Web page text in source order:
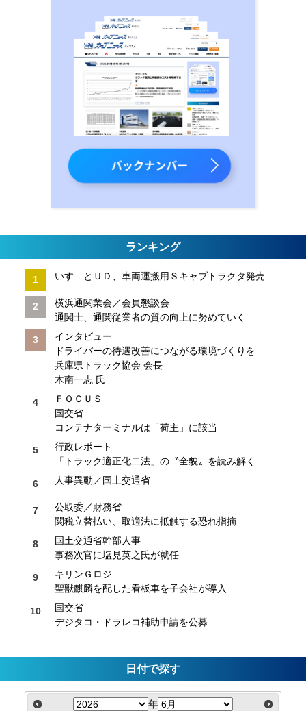
ランキング
いすゞとＵＤ、車両運搬用Ｓキャブトラクタ発売
横浜通関業会／会員懇談会
通関士、通関従業者の質の向上に努めていく
インタビュー
ドライバーの待遇改善につながる環境づくりを
兵庫県トラック協会 会長
木南一志 氏
ＦＯＣＵＳ
国交省
コンテナターミナルは「荷主」に該当
行政レポート
「トラック適正化二法」の〝全貌〟を読み解く
人事異動／国土交通省
公取委／財務省
関税立替払い、取適法に抵触する恐れ指摘
国土交通省幹部人事
事務次官に塩見英之氏が就任
キリンＧロジ
聖獣麒麟を配した看板車を子会社が導入
国交省
デジタコ・ドラレコ補助申請を公募
日付で探す
年